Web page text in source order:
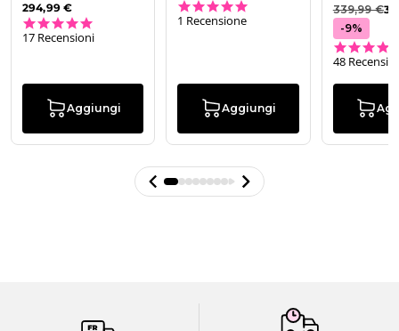
294,99 €
17 Recensioni
Aggiungi
1 Recensione
Aggiungi
339,99 €
-9%
48